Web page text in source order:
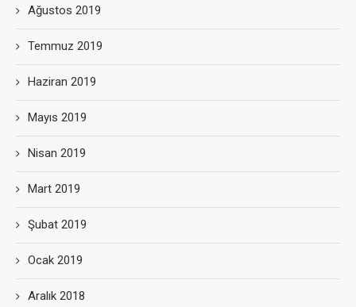
Ağustos 2019
Temmuz 2019
Haziran 2019
Mayıs 2019
Nisan 2019
Mart 2019
Şubat 2019
Ocak 2019
Aralık 2018